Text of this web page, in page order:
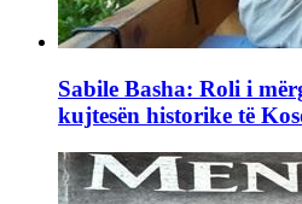
Sabile Basha: Roli i
kujtesën historike të